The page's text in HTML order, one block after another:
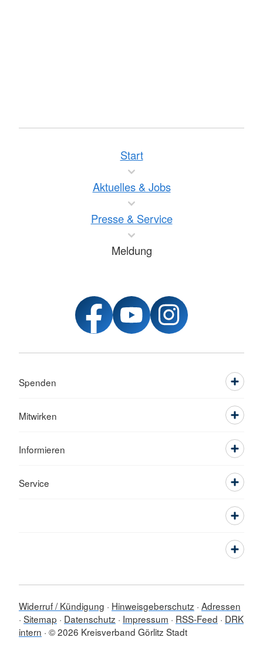
Start
Aktuelles & Jobs
Presse & Service
Meldung
Spenden
Mitwirken
Informieren
Service
Widerruf / Kündigung Hinweisgeberschutz Adressen
Sitemap
Datenschutz Impressum RSS-Feed
DRK
intern © 2026 Kreisverband Görlitz Stadt